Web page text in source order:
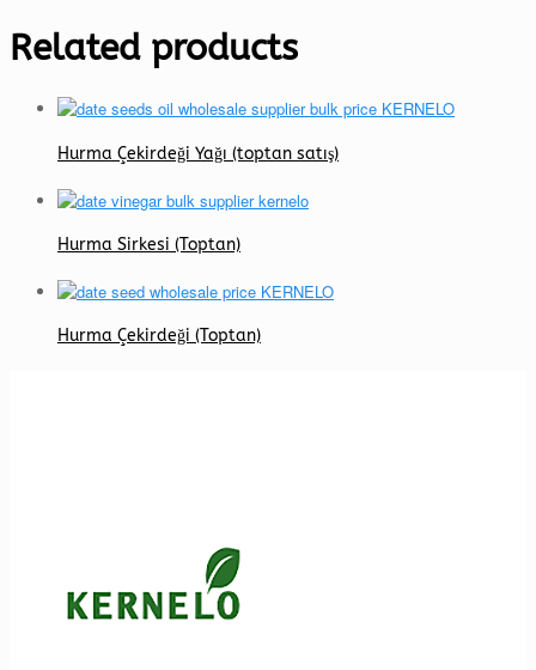
Related products
Hurma Çekirdeği Yağı (toptan satış)
Hurma Sirkesi (Toptan)
Hurma Çekirdeği (Toptan)